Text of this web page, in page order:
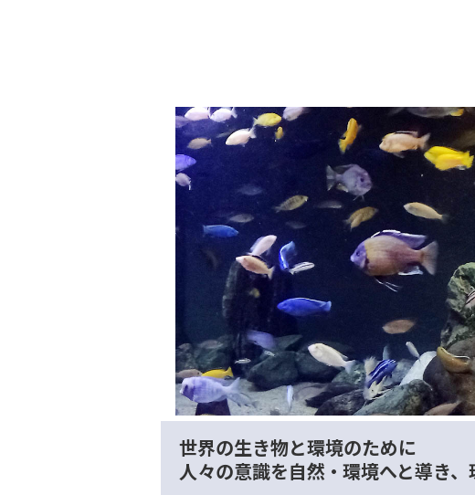
世界の生き物と環境のために
人々の意識を自然・環境へと導き